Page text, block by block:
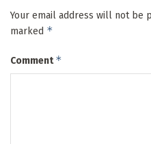
Your email address will not be
marked *
Comment*